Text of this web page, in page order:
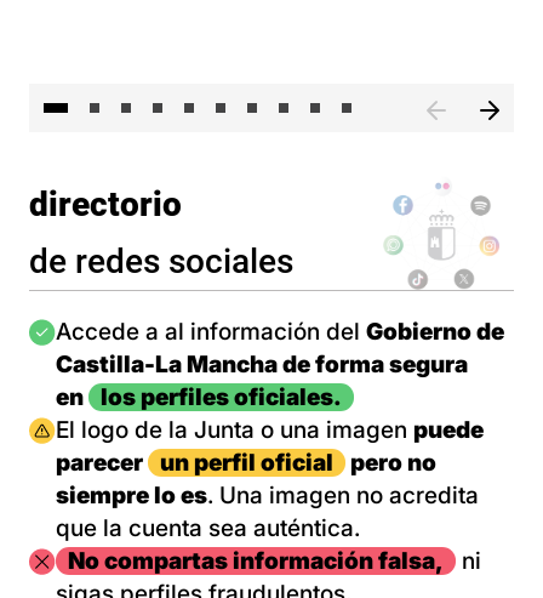
directorio
de redes sociales
Imagen
Accede a al información del Gobierno de
Castilla-La Mancha de forma segura
en
los perfiles oficiales.
Imagen
El logo de la Junta o una imagen puede
parecer
un perfil oficial
pero no
siempre lo es. Una imagen no acredita
que la cuenta sea auténtica.
ImagenNo compartas información falsa,
ni